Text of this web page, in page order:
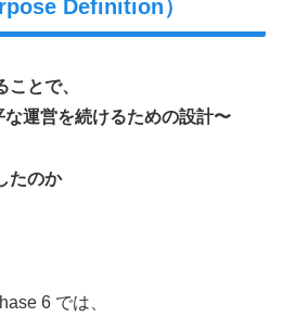
Definition）
とで、
運営を続けるための設計〜
たのか
6 では、